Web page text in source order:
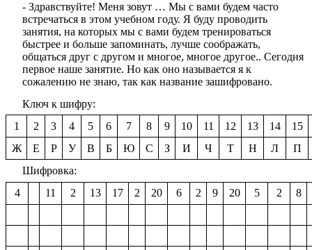
- Здравствуйте! Меня зовут … Мы с вами будем часто
встречаться в этом учебном году. Я буду проводить
занятия, на которых мы с вами будем тренироваться
быстрее и больше запоминать, лучше соображать,
общаться друг с другом и многое, многое другое.. Сегодня
первое наше занятие. Но как оно называется я к
сожалению не знаю, так как название зашифровано.
Ключ к шифру:
1
2 3 4 5 6 7 8 9 10 11 12 13 14
15
Ж
Е Р У В Б Ю С З И Ч Т Н Л
П
Шифровка:
4
11 2 13 17 2 20 6 2 9 20 5 2 8